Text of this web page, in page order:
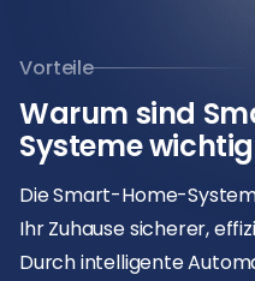
Vorteile
Warum sind
Systeme
Die Smart-Home-
Ihr Zuhause sicherer,
Durch intelligente